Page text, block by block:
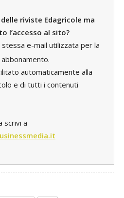
riviste Edagricole ma
l’accesso al sito?
stessa e-mail utilizzata per la
automaticamente alla
e di tutti i contenuti
scrivi a